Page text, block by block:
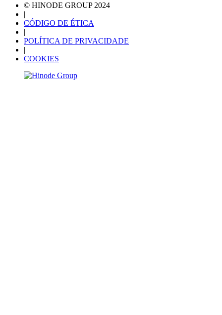
© HINODE GROUP 2024
|
CÓDIGO DE ÉTICA
|
POLÍTICA DE PRIVACIDADE
|
COOKIES